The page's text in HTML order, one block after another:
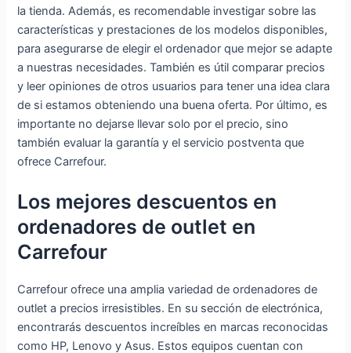
la tienda. Además, es recomendable investigar sobre las
características y prestaciones de los modelos disponibles,
para asegurarse de elegir el ordenador que mejor se adapte
a nuestras necesidades. También es útil comparar precios
y leer opiniones de otros usuarios para tener una idea clara
de si estamos obteniendo una buena oferta. Por último, es
importante no dejarse llevar solo por el precio, sino
también evaluar la garantía y el servicio postventa que
ofrece Carrefour.
Los mejores descuentos en
ordenadores de outlet en
Carrefour
Carrefour ofrece una amplia variedad de ordenadores de
outlet a precios irresistibles. En su sección de electrónica,
encontrarás descuentos increíbles en marcas reconocidas
como HP, Lenovo y Asus. Estos equipos cuentan con